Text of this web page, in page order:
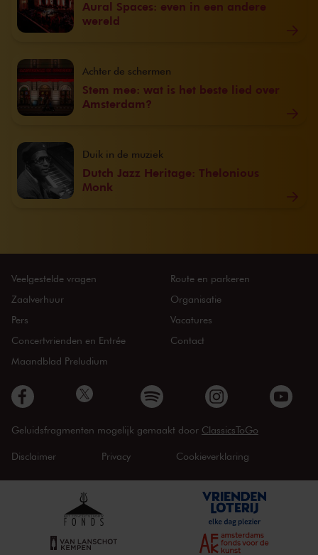
Aural Spaces: even in een andere
wereld
Stem mee: wat is het beste lied over
Amsterdam?
Achter de schermen
Dutch Jazz Heritage: Thelonious
Monk
Duik in de muziek
Veelgestelde vragen
Zaalverhuur
Pers
Concertvrienden en Entrée
Maandblad Preludium
Route en parkeren
Organisatie
Vacatures
Contact
Geluidsfragmenten mogelijk gemaakt door ClassicsToGo
Disclaimer Privacy Cookieverklaring